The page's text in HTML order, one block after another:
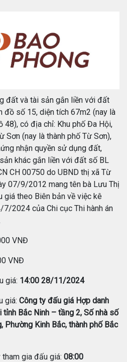
đất và tài sản gắn liền với đất
số 15, diện tích 67m2 (nay là
có địa chỉ: Khu phố Đa Hội,
Sơn (nay là thành phố Từ Sơn),
nhận quyền sử dụng đất,
khác gắn liền với đất số BL
CH 00750 do UBND thị xã Từ
07/9/2012 mang tên bà Lưu Thị
giá theo Biên bản về việc kê
2024 của Chi cục Thi hành án
VNĐ
VNĐ
giá: 14:00 28/11/2024
giá: Công ty đấu giá Hợp danh
tỉnh Bắc Ninh – tầng 2, Số nhà số
Phường Kinh Bắc, thành phố Bắc
gia đấu giá: 08:00